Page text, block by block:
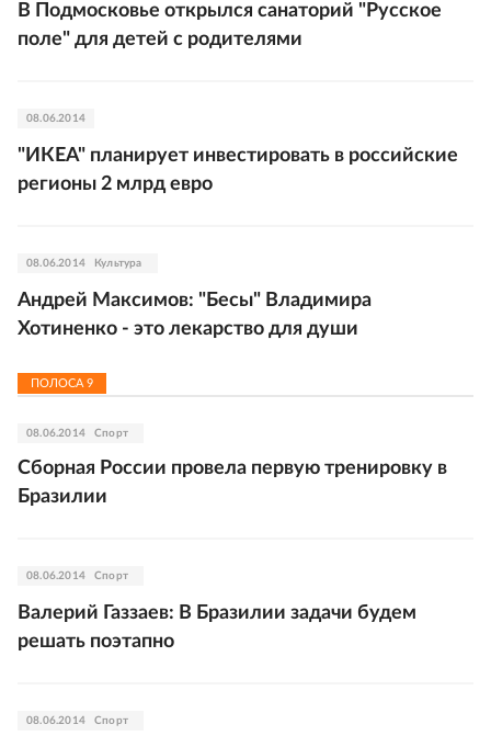
В Подмосковье открылся санаторий "Русское
поле" для детей с родителями
08.06.2014
"ИКЕА" планирует инвестировать в российские
регионы 2 млрд евро
08.06.2014 Культура
Андрей Максимов: "Бесы" Владимира
Хотиненко - это лекарство для души
ПОЛОСА 9
08.06.2014 Спорт
Сборная России провела первую тренировку в
Бразилии
08.06.2014 Спорт
Валерий Газзаев: В Бразилии задачи будем
решать поэтапно
08.06.2014 Спорт